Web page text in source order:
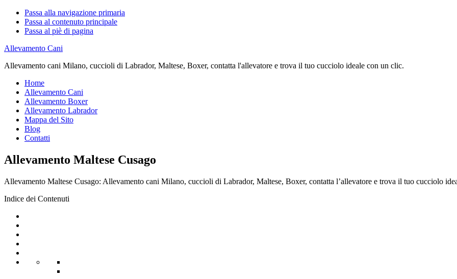
Passa alla navigazione primaria
Passa al contenuto principale
Passa al piè di pagina
Allevamento Cani
Allevamento cani Milano, cuccioli di Labrador, Maltese, Boxer, contatta l'allevatore e trova il tuo cucciolo ideale con un clic.
Home
Allevamento Cani
Allevamento Boxer
Allevamento Labrador
Mappa del Sito
Blog
Contatti
Allevamento Maltese Cusago
Allevamento Maltese Cusago: Allevamento cani Milano, cuccioli di Labrador, Maltese, Boxer, contatta l’allevatore e trova il tuo cucciolo
Indice dei Contenuti